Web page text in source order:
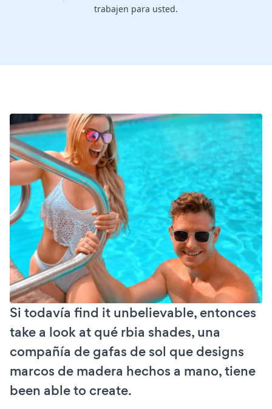
trabajen para usted.
Si todavía find it unbelievable, entonces
take a look at qué rbia shades, una
compañía de gafas de sol que designs
marcos de madera hechos a mano, tiene
been able to create.